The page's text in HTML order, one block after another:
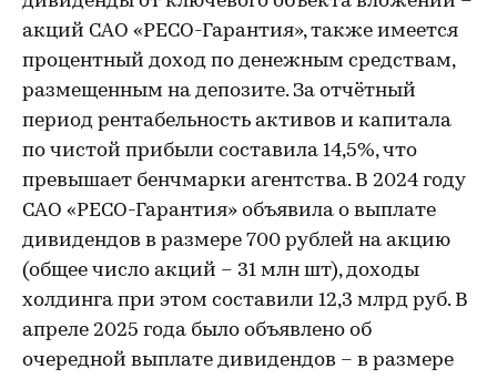
акций САО «РЕСО-Гарантия», также имеется
процентный доход по денежным средствам,
размещенным на депозите. За отчётный
период рентабельность активов и капитала
по чистой прибыли составила 14,5%, что
превышает бенчмарки агентства. В 2024 году
САО «РЕСО-Гарантия» объявила о выплате
дивидендов в размере 700 рублей на акцию
(общее число акций – 31 млн шт), доходы
холдинга при этом составили 12,3 млрд руб. В
апреле 2025 года было объявлено об
очередной выплате дивидендов – в размере